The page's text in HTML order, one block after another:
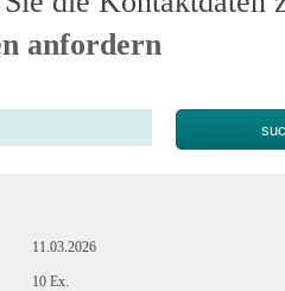
anfordern
11.03.2026
10 Ex.